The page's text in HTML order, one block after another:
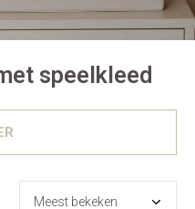
speelkleed